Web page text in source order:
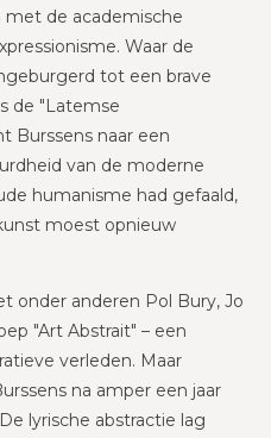
de academische
Waar de
tot een brave
de "Latemse
Burssens naar een
van de moderne
humanisme had gefaald,
moest opnieuw
onder anderen Pol Bury, Jo
"Art Abstrait" – een
verleden. Maar
na amper een jaar
lyrische abstractie lag